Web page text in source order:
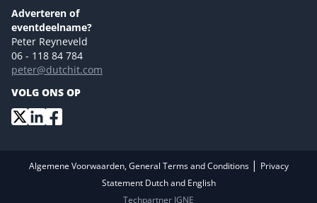
Versturen
Adverteren of
eventdeelname?
Peter Reyneveld
06 - 118 84 784
peter@dutchit.com
VOLG ONS OP
Algemene Voorwaarden, General Terms and Conditions | Privacy
Statement Dutch and English
Techpartner IGNE